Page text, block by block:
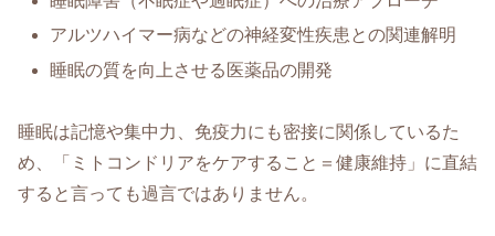
アルツハイマー病などの神経変性疾患との関連解明
睡眠の質を向上させる医薬品の開発
睡眠は記憶や集中力、免疫力にも密接に関係しているた
め、「ミトコンドリアをケアすること＝健康維持」に直結
すると言っても過言ではありません。